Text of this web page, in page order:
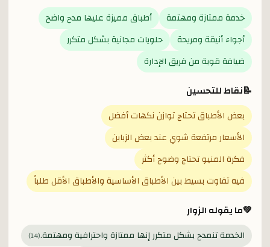
خدمة ممتازة ومهتمة
أطباق مميزة عليها مدح واضح
أجواء أنيقة ومريحة
حلويات مجانية بشكل متكرر
ضيافة قوية من فريق الإدارة
📝نقاط للتحسين
بعض الأطباق تحتاج توازن نكهات أفضل
الأسعار مرتفعة شوي عند بعض الزباين
فكرة المنيو تحتاج وضوح أكثر
فيه تفاوت بسيط بين الأطباق الأساسية والأطباق الأقل طلباً
💚ما يقوله الزوار
الخدمة تنمدح بشكل متكرر إنها ممتازة واحترافية ومهتمة.(
14
)